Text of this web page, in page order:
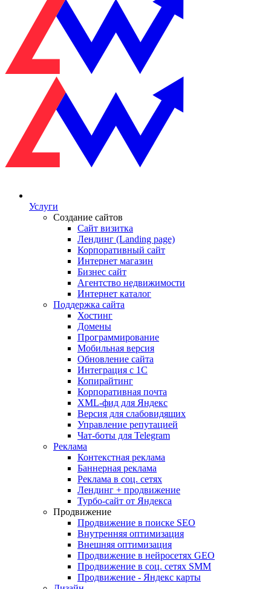
Услуги
Создание сайтов
Сайт визитка
Лендинг (Landing page)
Корпоративный сайт
Интернет магазин
Бизнес сайт
Агентство недвижимости
Интернет каталог
Поддержка сайта
Хостинг
Домены
Программирование
Мобильная версия
Обновление сайта
Интеграция с 1С
Копирайтинг
Корпоративная почта
XML-фид для Яндекс
Версия для слабовидящих
Управление репутацией
Чат-боты для Telegram
Реклама
Контекстная реклама
Баннерная реклама
Реклама в соц. сетях
Лендинг + продвижение
Турбо-сайт от Яндекса
Продвижение
Продвижение в поиске SEO
Внутренняя оптимизация
Внешняя оптимизация
Продвижение в нейросетях GEO
Продвижение в соц. сетях SMM
Продвижение - Яндекс карты